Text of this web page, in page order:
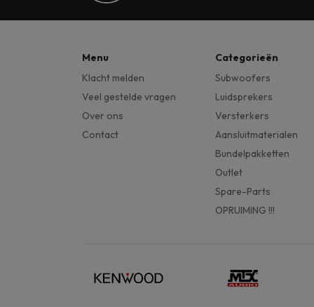
Menu
Klacht melden
Veel gestelde vragen
Over ons
Contact
Categorieën
Subwoofers
Luidsprekers
Versterkers
Aansluitmaterialen
Bundelpakketten
Outlet
Spare-Parts
OPRUIMING !!!